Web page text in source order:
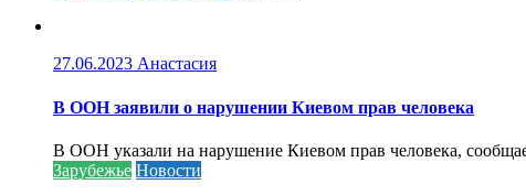
27.06.2023 Анастасия
В ООН заявили о нарушении Киевом прав человека
В ООН указали на нарушение Киевом прав человека,
Зарубежье Новости